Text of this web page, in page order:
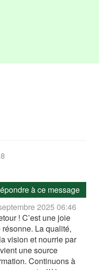
à ce message
2025 06:46
! C’est une joie
La qualité,
vision et nourrie par
une source
Continuons à